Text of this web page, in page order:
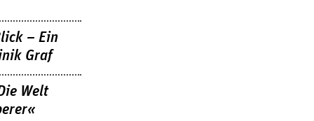
– Ein
Graf
Welt